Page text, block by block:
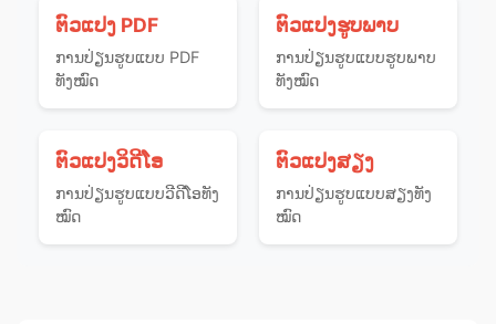
ຕົວແປງ PDF
ການ​ປ່ຽນ​ຮູບ​ແບບ PDF
ທັງໝົດ
ຕົວແປງຮູບພາບ
ການ​ປ່ຽນ​ຮູບແບບ​ຮູບພາບ​
ທັງ​ໝົດ
ຕົວແປງວິດີໂອ
ການ​ປ່ຽນ​ຮູບແບບ​ວີດີໂອ​ທັງ​
ໝົດ
ຕົວແປງສຽງ
ການ​ປ່ຽນ​ຮູບແບບ​ສຽງ​ທັງ​
ໝົດ